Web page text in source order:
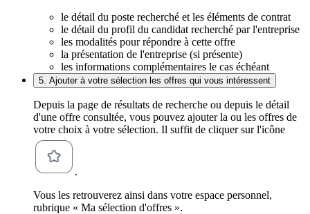
le détail du poste recherché et les éléments de contrat
le détail du profil du candidat recherché par l'entreprise
les modalités pour répondre à cette offre
la présentation de l'entreprise (si présente)
les informations complémentaires le cas échéant
5. Ajouter à votre sélection les offres qui vous intéressent
Depuis la page de résultats de recherche ou depuis le détail
d'une offre consultée, vous pouvez ajouter la ou les offres de
votre choix à votre sélection. Il suffit de cliquer sur l'icône
.
Vous les retrouverez ainsi dans votre espace personnel,
rubrique « Ma sélection d'offres ».